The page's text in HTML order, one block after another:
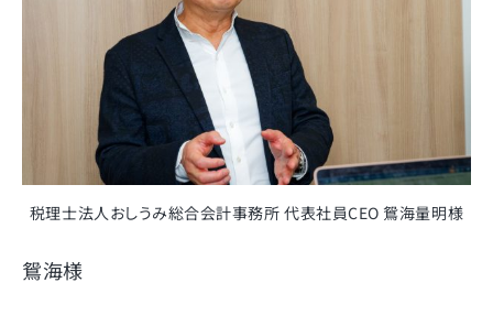
税理士法人おしうみ総合会計事務所 代表社員CEO 鴛海量明様
鴛海様